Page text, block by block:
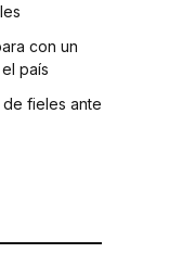
con un
país
fieles ante